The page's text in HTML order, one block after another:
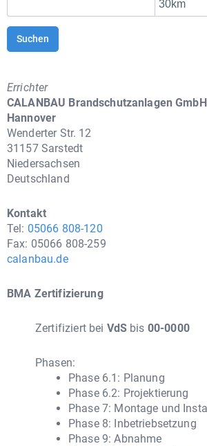
Suchen
Errichter
CALANBAU Brandschutzanlagen
Hannover
Wenderter Str. 12
31157 Sarstedt
Niedersachsen
Deutschland
Kontakt
Tel: 05066 808-120
Fax: 05066 808-259
calanbau.de
BMA Zertifizierung
Zertifiziert bei VdS bis 00-0000
Phasen:
Phase 6.1: Planung
Phase 6.2: Projektierung
Phase 7: Montage und
Phase 8: Inbetriebsetzung
Phase 9: Abnahme